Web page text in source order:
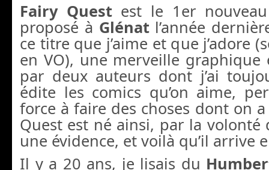
Fairy Quest est le 1er
proposé à Glénatl’année
ce titre que j’aime et que j’adore
en VO), une merveille graphique
par deux auteurs dont j’ai
édite les comics qu’on aime,
force à faire des choses dont on
Quest est né ainsi, par la volonté
une évidence, et voilà qu’il arrive
Il y a 20 ans, je lisais du